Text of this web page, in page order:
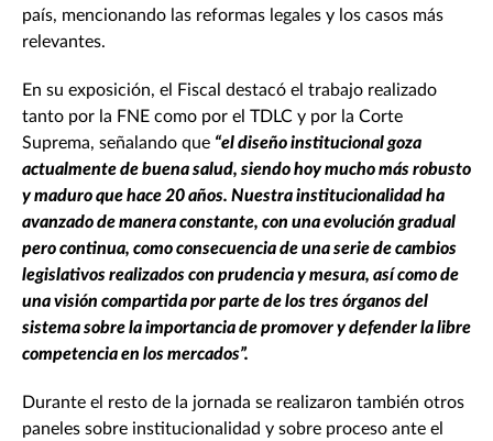
país, mencionando las reformas legales y los casos más
relevantes.
En su exposición, el Fiscal destacó el trabajo realizado
tanto por la FNE como por el TDLC y por la Corte
Suprema, señalando que “el diseño institucional goza
actualmente de buena salud, siendo hoy mucho más robusto
y maduro que hace 20 años. Nuestra institucionalidad ha
avanzado de manera constante, con una evolución gradual
pero continua, como consecuencia de una serie de cambios
legislativos realizados con prudencia y mesura, así como de
una visión compartida por parte de los tres órganos del
sistema sobre la importancia de promover y defender la libre
competencia en los mercados”.
Durante el resto de la jornada se realizaron también otros
paneles sobre institucionalidad y sobre proceso ante el